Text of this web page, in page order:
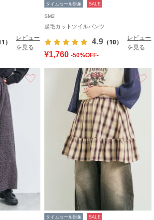
）
レビュー
を見る
タイムセール対象 SALE
SM2
起毛カットツイルパンツ
4.9 （10）
レビュー
を見る
¥1,760 -50%OFF-
タイムセール対象 SALE